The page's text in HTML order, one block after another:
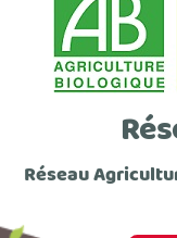
Réseau